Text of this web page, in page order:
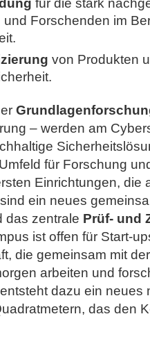
für die stark
Forschenden im
von Produkten
– werden am
für Forschung
Einrichtungen, die
ein neues
das zentrale Prüf- und
ist offen für Start-
die gemeinsam mit
arbeiten und
dazu ein neues
das den